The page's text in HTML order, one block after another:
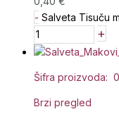
- Salveta Tisuču
+
Šifra proizvoda:
Brzi pregled